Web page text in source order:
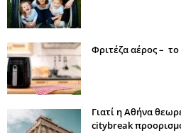
Φριτέζα αέρος –
Γιατί η Αθήνα
citybreak